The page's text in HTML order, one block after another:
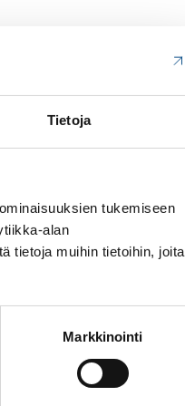
Tietoja
tukemiseen
alan
tietoja muihin tietoihin, joita
Markkinointi